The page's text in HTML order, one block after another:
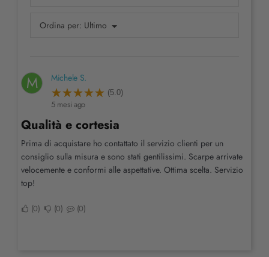
Ordina per: Ultimo
M Michele S.
(5.0)
5 mesi ago
Qualità e cortesia
Prima di acquistare ho contattato il servizio clienti per un
consiglio sulla misura e sono stati gentilissimi. Scarpe arrivate
velocemente e conformi alle aspettative. Ottima scelta. Servizio
top!
0 0 0